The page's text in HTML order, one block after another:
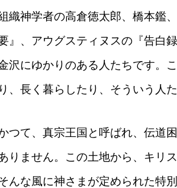
織神学者の高倉徳太郎、橋本鑑
』、アウグスティヌスの『告白
沢にゆかりのある人たちです。
り、長く暮らしたり、そういう人た
つて、真宗王国と呼ばれ、伝道
りません。この土地から、キリ
んな風に神さまが定められた特